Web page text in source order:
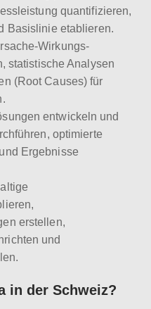
quantifizieren,
Basislinie etablieren.
Wirkungs-
statistische Analysen
(Root Causes) für
entwickeln und
optimierte
Ergebnisse
erstellen,
und
in der Schweiz?